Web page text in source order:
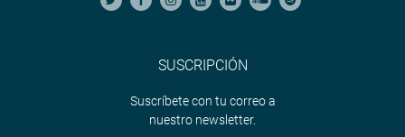
SUSCRIPCIÓN
Suscríbete con tu correo a
nuestro newsletter.